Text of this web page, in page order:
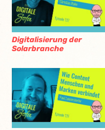
Digitalisierung der
Solarbranche